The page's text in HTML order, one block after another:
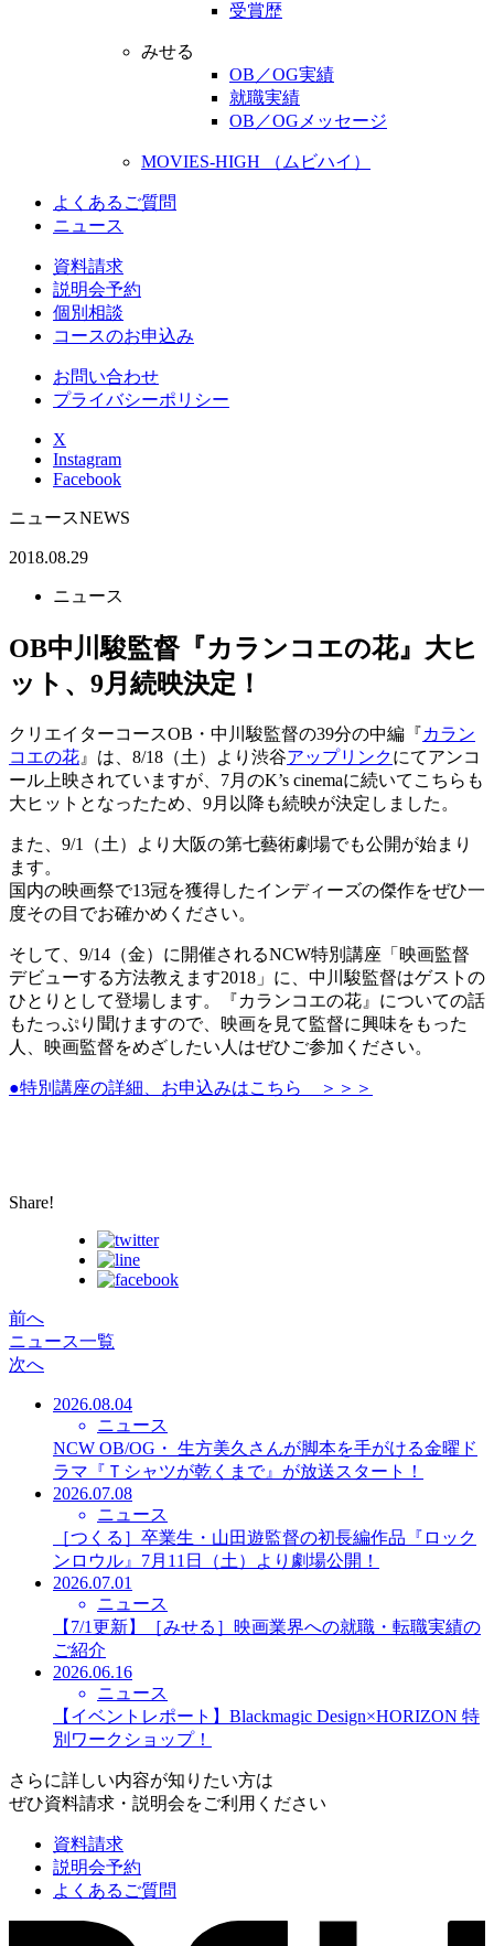
受賞歴
みせる
OB／OG実績
就職実績
OB／OGメッセージ
MOVIES-HIGH （ムビハイ）
よくあるご質問
ニュース
資料請求
説明会予約
個別相談
コースのお申込み
お問い合わせ
プライバシーポリシー
X
Instagram
Facebook
ニュースNEWS
2018.08.29
ニュース
OB中川駿監督『カランコエの花』大ヒ
ット、9月続映決定！
クリエイターコースOB・中川駿監督の39分の中編『カラン
コエの花 』は、8/18（土）より渋谷アップリンクにてアンコ
ール上映されていますが、7月のK’s cinemaに続いてこちらも
大ヒットとなったため、9月以降も続映が決定しました。
また、9/1（土）より大阪の第七藝術劇場でも公開が始まり
ます。
国内の映画祭で13冠を獲得したインディーズの傑作をぜひ一
度その目でお確かめください。
そして、9/14（金）に開催されるNCW特別講座「映画監督
デビューする方法教えます2018」に、中川駿監督はゲストの
ひとりとして登場します。『カランコエの花』についての話
もたっぷり聞けますので、映画を見て監督に興味をもった
人、映画監督をめざしたい人はぜひご参加ください。
●特別講座の詳細、お申込みはこちら ＞＞＞
Share!
前へ
ニュース一覧
次へ
2026.08.04
ニュース
NCW OB/OG・ 生方美久さんが脚本を手がける金曜ド
ラマ『Ｔシャツが乾くまで』が放送スタート！
2026.07.08
ニュース
［つくる］卒業生・山田遊監督の初長編作品『ロック
ンロウル』7月11日（土）より劇場公開！
2026.07.01
ニュース
【7/1更新】［みせる］映画業界への就職・転職実績の
ご紹介
2026.06.16
ニュース
【イベントレポート】Blackmagic Design×HORIZON 特
別ワークショップ！
さらに詳しい内容が知りたい方は
ぜひ資料請求・説明会をご利用ください
資料請求
説明会予約
よくあるご質問